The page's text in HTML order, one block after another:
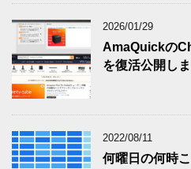
2026/01/29
AmaQuickの
を復活公開し
2022/08/11
何曜日の何時